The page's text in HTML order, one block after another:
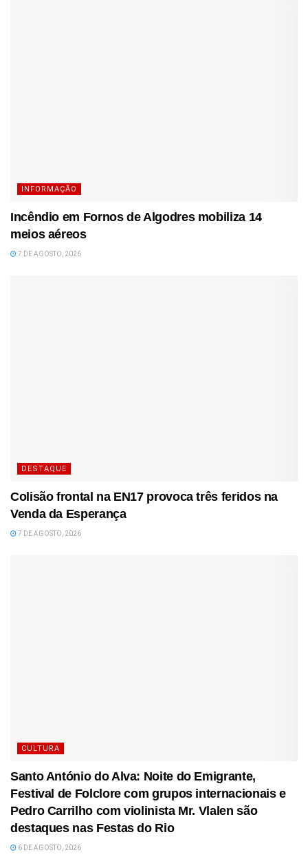
INFORMAÇÃO
Incêndio em Fornos de Algodres mobiliza 14
meios aéreos
7 DE AGOSTO, 2026
DESTAQUE
Colisão frontal na EN17 provoca três feridos na
Venda da Esperança
7 DE AGOSTO, 2026
CULTURA
Santo António do Alva: Noite do Emigrante,
Festival de Folclore com grupos internacionais e
Pedro Carrilho com violinista Mr. Vlalen são
destaques nas Festas do Rio
6 DE AGOSTO, 2026